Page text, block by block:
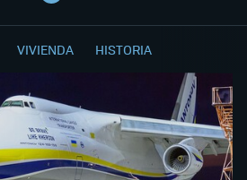
VIVIENDA HISTORIA